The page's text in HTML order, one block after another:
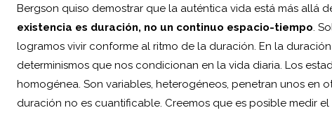
Bergson quiso demostrar que la auténtica vida está más allá
existencia es duración, no un continuo espacio-tiempo.
logramos vivir conforme al ritmo de la duración. En la
determinismos que nos condicionan en la vida diaria. Los
homogénea. Son variables, heterogéneos, penetran unos en
duración no es cuantificable. Creemos que es posible medir